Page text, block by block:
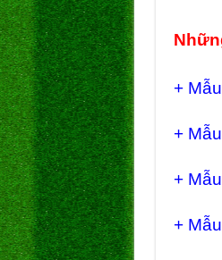
+
+
+
+